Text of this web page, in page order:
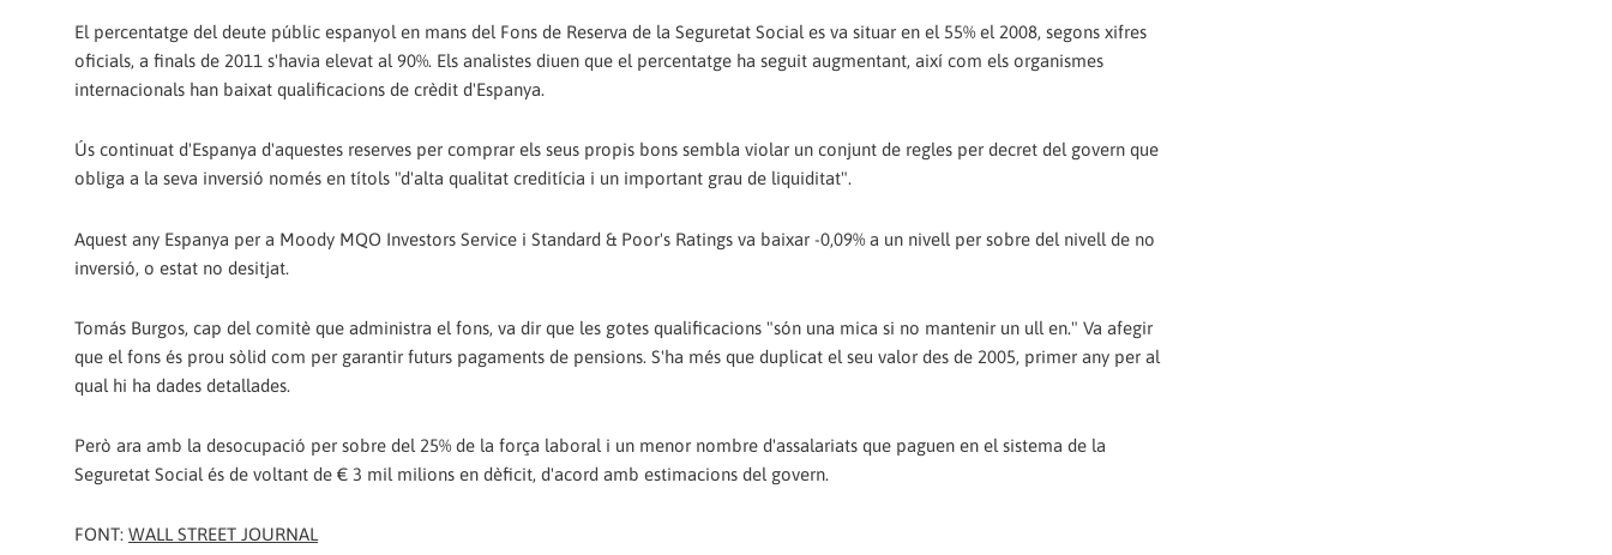
El percentatge del deute públic espanyol en mans del Fons de Reserva de la Seguretat Social es va situar en el 55% el 2008, segons xifres
oficials, a finals de 2011 s'havia elevat al 90%. Els analistes diuen que el percentatge ha seguit augmentant, així com els organismes
internacionals han baixat qualificacions de crèdit d'Espanya.
Ús continuat d'Espanya d'aquestes reserves per comprar els seus propis bons sembla violar un conjunt de regles per decret del govern que
obliga a la seva inversió només en títols "d'alta qualitat creditícia i un important grau de liquiditat".
Aquest any Espanya per a Moody MQO Investors Service i Standard & Poor's Ratings va baixar -0,09% a un nivell per sobre del nivell de no
inversió, o estat no desitjat.
Tomás Burgos, cap del comitè que administra el fons, va dir que les gotes qualificacions "són una mica si no mantenir un ull en." Va afegir
que el fons és prou sòlid com per garantir futurs pagaments de pensions. S'ha més que duplicat el seu valor des de 2005, primer any per al
qual hi ha dades detallades.
Però ara amb la desocupació per sobre del 25% de la força laboral i un menor nombre d'assalariats que paguen en el sistema de la
Seguretat Social és de voltant de € 3 mil milions en dèficit, d'acord amb estimacions del govern.
FONT: WALL STREET JOURNAL